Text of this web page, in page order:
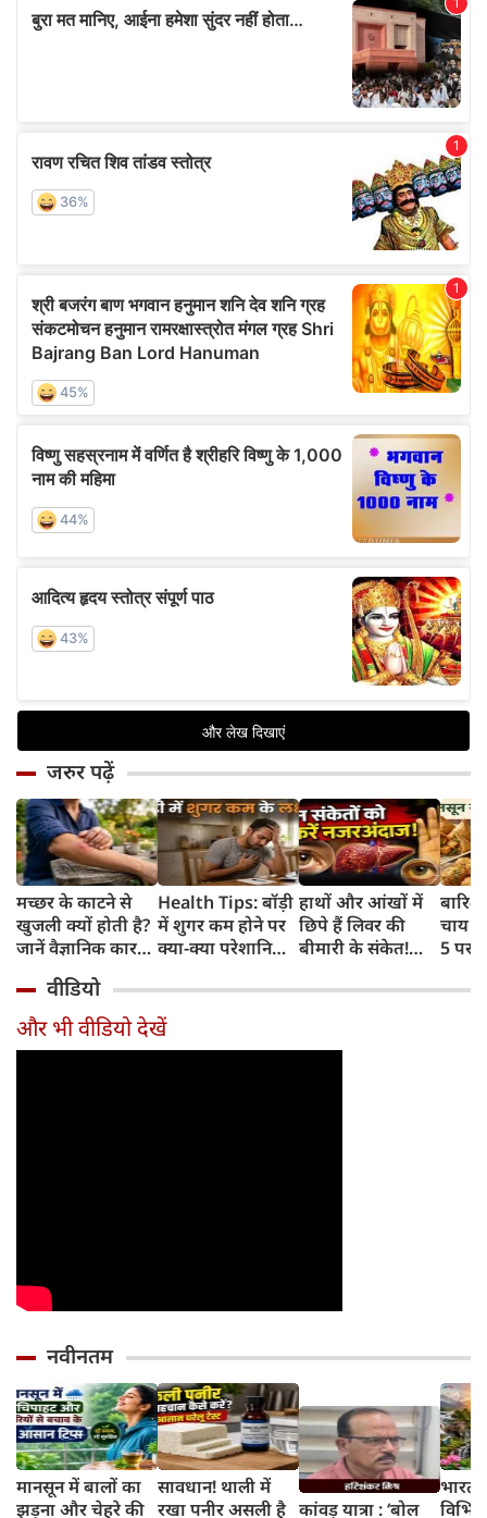
जरुर पढ़ें
मच्छर के काटने से
खुजली क्यों होती है?
जानें वैज्ञानिक कारण
Health Tips: बॉड़ी
में शुगर कम होने पर
क्या-क्या परेशानियां
बातें
हाथों और आंखों में
छिपे हैं लिवर की
बीमारी के संकेत!
नजरअंदाज
चाय
5
वीडियो
और भी वीडियो देखें
नवीनतम
मानसून में बालों का
झड़ना और चेहरे की
सावधान! थाली में
रखा पनीर असली है कांवड़ यात्रा : ‘बोल
भारत